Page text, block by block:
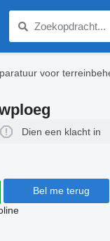
voor
Dien een klacht in
Bel me terug